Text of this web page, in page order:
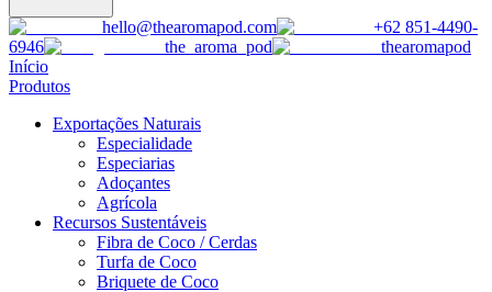
hello@thearomapod.com
+62 851-4490-
6946
the_aroma_pod
thearomapod
Início
Produtos
Exportações Naturais
Especialidade
Especiarias
Adoçantes
Agrícola
Recursos Sustentáveis
Fibra de Coco / Cerdas
Turfa de Coco
Briquete de Coco